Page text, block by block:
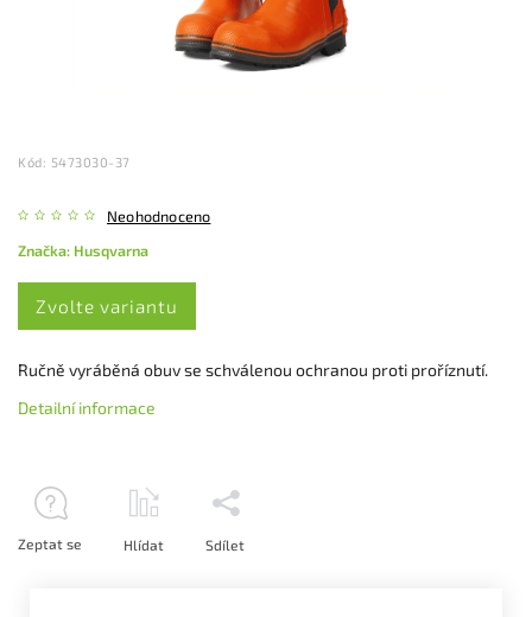
Kód: 5473030-37
Neohodnoceno
Značka: Husqvarna
Zvolte variantu
Ručně vyráběná obuv se schválenou ochranou proti proříznutí.
Detailní informace
Zeptat se Hlídat Sdílet